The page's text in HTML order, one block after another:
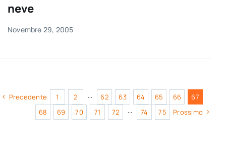
neve
Novembre 29, 2005
Precedente 1 2 ··· 62 63 64 65 66
67
68
69 70 71 72 ··· 74 75 Prossimo